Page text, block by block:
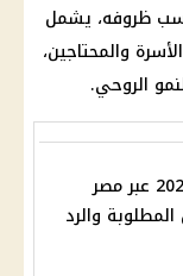
ظروفه، يشمل
والمحتاجين،
الروحي.
تظلمات بطاقات التموين 2026 عبر مصر
والرد